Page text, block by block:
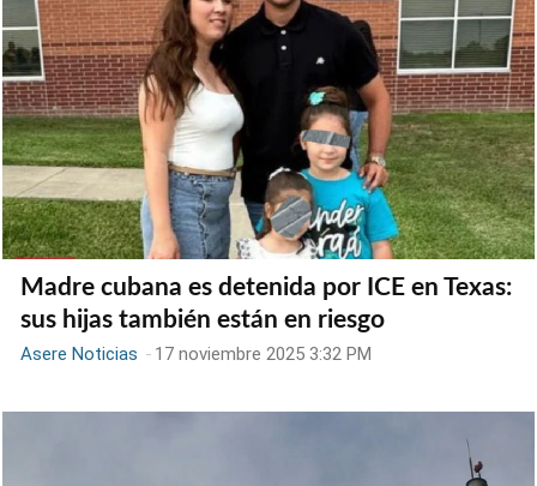
Madre cubana es detenida por ICE en Texas:
sus hijas también están en riesgo
Asere Noticias - 17 noviembre 2025 3:32 PM